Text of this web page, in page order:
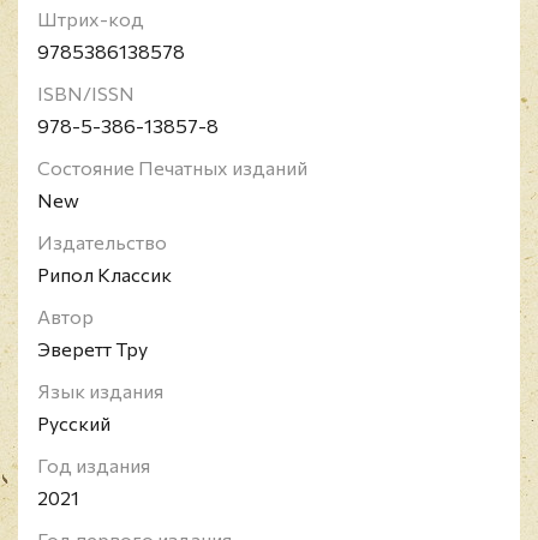
писатель, музыкант и помощник редактора
старейшего британского музыкального издания
американской группы The Residents собрал свою
первую рок-группу ещё в школе. На всём
протяжении своей карьеры зачастую
записывается и публикуется под псевдонимом
Штрих-код
9785386138578
ISBN/ISSN
978-5-386-13857-8
Состояние Печатных изданий
New
Издательство
Рипол Классик
Автор
Эверетт Тру
Язык издания
Русский
Год издания
2021